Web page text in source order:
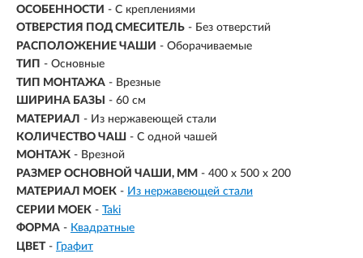
ОСОБЕННОСТИ - С креплениями
ОТВЕРСТИЯ ПОД СМЕСИТЕЛЬ - Без отверстий
РАСПОЛОЖЕНИЕ ЧАШИ - Оборачиваемые
ТИП - Основные
ТИП МОНТАЖА - Врезные
ШИРИНА БАЗЫ
- 60 см
МАТЕРИАЛ - Из нержавеющей стали
КОЛИЧЕСТВО ЧАШ - С одной чашей
МОНТАЖ - Врезной
РАЗМЕР ОСНОВНОЙ ЧАШИ, ММ - 400 х 500 х 200
МАТЕРИАЛ МОЕК - Из нержавеющей стали
СЕРИИ МОЕК - Taki
ФОРМА - Квадратные
ЦВЕТ - Графит